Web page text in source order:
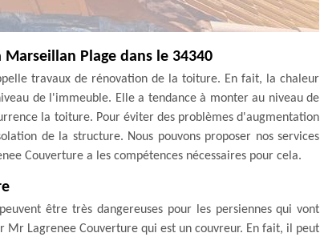
Plage dans le 34340
travaux de rénovation de la toiture. En fait, la chaleur
de l'immeuble. Elle a tendance à monter au niveau de
la toiture. Pour éviter des problèmes d'augmentation
de la structure. Nous pouvons proposer nos services
Couverture a les compétences nécessaires pour cela.
être très dangereuses pour les persiennes qui vont
Lagrenee Couverture qui est un couvreur. En fait, il peut